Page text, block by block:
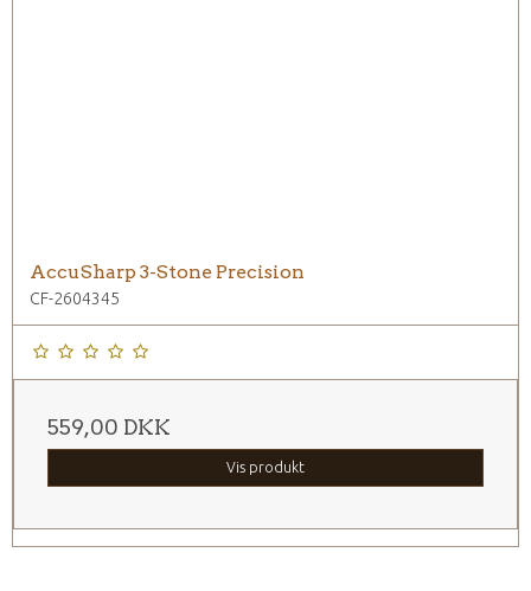
AccuSharp 3-Stone Precision
CF-2604345
559,00 DKK
Vis produkt